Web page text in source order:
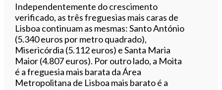
Independentemente do crescimento
verificado, as três freguesias mais caras de
Lisboa continuam as mesmas: Santo António
(5.340 euros por metro quadrado),
Misericórdia (5.112 euros) e Santa Maria
Maior (4.807 euros). Por outro lado, a Moita
é a freguesia mais barata da Área
Metropolitana de Lisboa mais barato é a